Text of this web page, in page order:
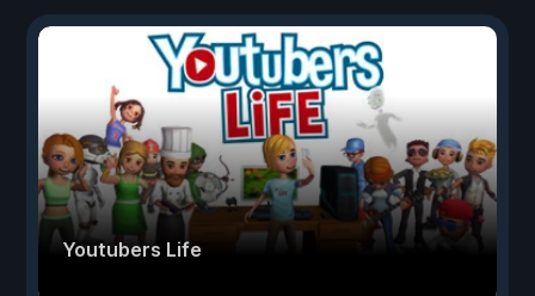
Youtubers Life